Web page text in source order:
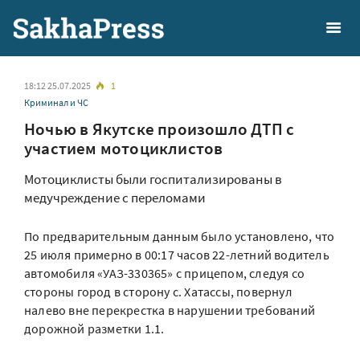
18:12 25.07.2025
1
Криминал и ЧС
Ночью в Якутске произошло ДТП с
участием мотоциклистов
Мотоциклисты были госпитализированы в
медучреждение с переломами
По предварительным данным было установлено, что
25 июля примерно в 00:17 часов 22-летний водитель
автомобиля «УАЗ-330365» с прицепом, следуя со
стороны город в сторону с. Хатассы, повернул
налево вне перекрестка в нарушении требований
дорожной разметки 1.1.